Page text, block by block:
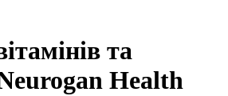
та
Health